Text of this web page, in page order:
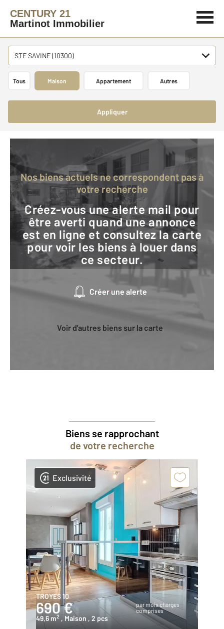
CENTURY 21
Martinot Immobilier
STE SAVINE (10300)
Tous Maison Appartement Autres
Appliquer
Nos biens actuels ne correspondent pas à
votre recherche
Créez-vous une alerte mail pour
être averti quand une annonce
est en ligne et consultez la carte
pour voir les biens à louer dans
ce secteur.
Créer une alerte
Voir d'autres biens sur la carte
Biens se rapprochant
de votre recherche
Exclusivité
TROYES 10
690 €
par mois charges
comprises
49,6 m2 , Maison , 2 pcs